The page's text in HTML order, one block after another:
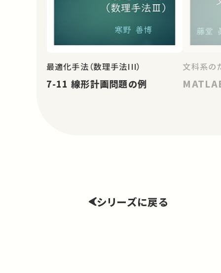
最適化手法（数理手法III）
7-11 線形計画問題の例
文科系の
シリーズに戻る